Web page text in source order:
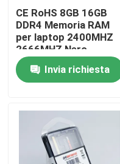
Prodotti
Video
Circa noi
Giro della fabbrica
CE RoHS 8GB 16GB
DDR4 Memoria RAM
per laptop 2400MHZ
2666MHZ Nero
Invia richiesta